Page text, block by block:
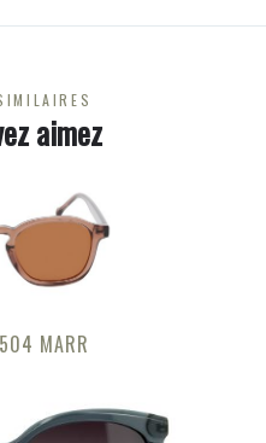
aimez
MARR